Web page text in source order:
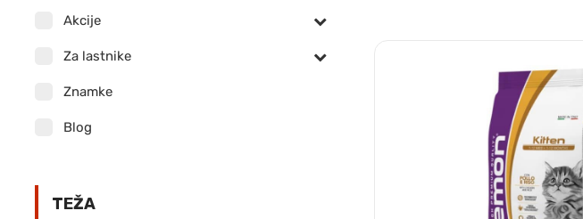
Akcije
Za lastnike
Znamke
Blog
TEŽA